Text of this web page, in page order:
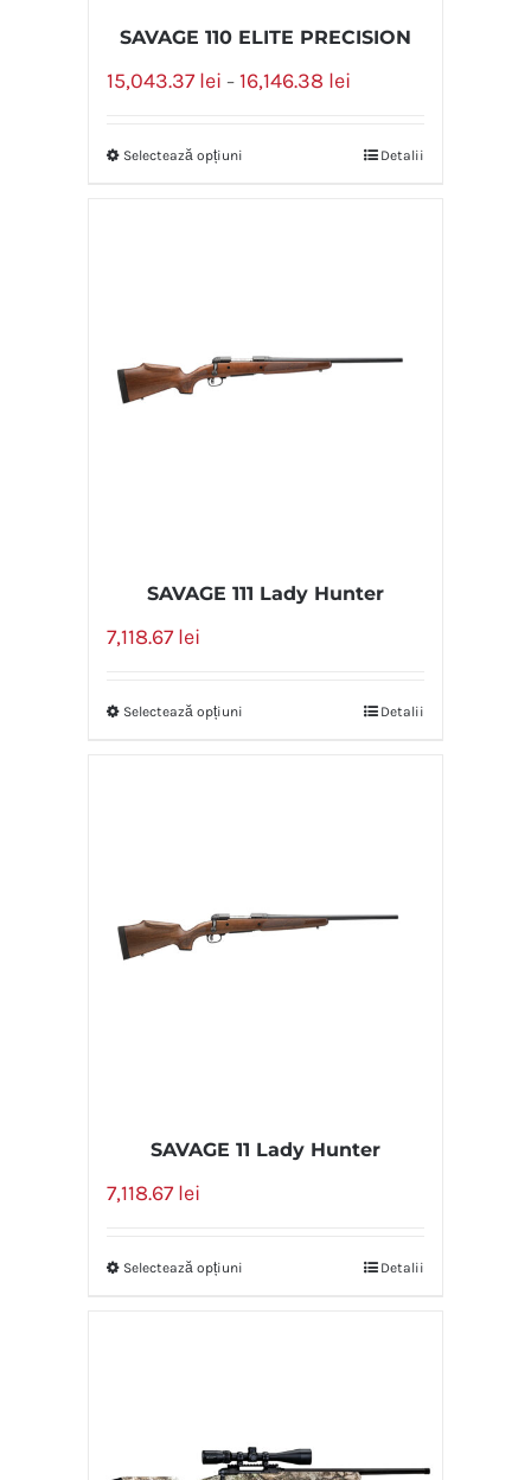
SAVAGE 110 ELITE PRECISION
15,043.37lei – 16,146.38 lei
Selectează opțiuni Detalii
SAVAGE 111 Lady Hunter
7,118.67lei
Selectează opțiuni Detalii
SAVAGE 11 Lady Hunter
7,118.67lei
Selectează opțiuni Detalii